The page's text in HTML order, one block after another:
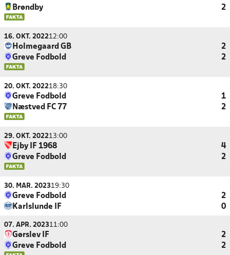
Brøndby
2
16. OKT. 202212:00
Holmegaard GB
2
Greve Fodbold
2
20. OKT. 202218:30
Greve Fodbold
1
Næstved FC 77
2
29. OKT. 202213:00
Ejby IF 1968
4
Greve Fodbold
2
30. MAR. 202319:30
Greve Fodbold
2
Karlslunde IF
0
07. APR. 202311:00
Gørslev IF
2
Greve Fodbold
2